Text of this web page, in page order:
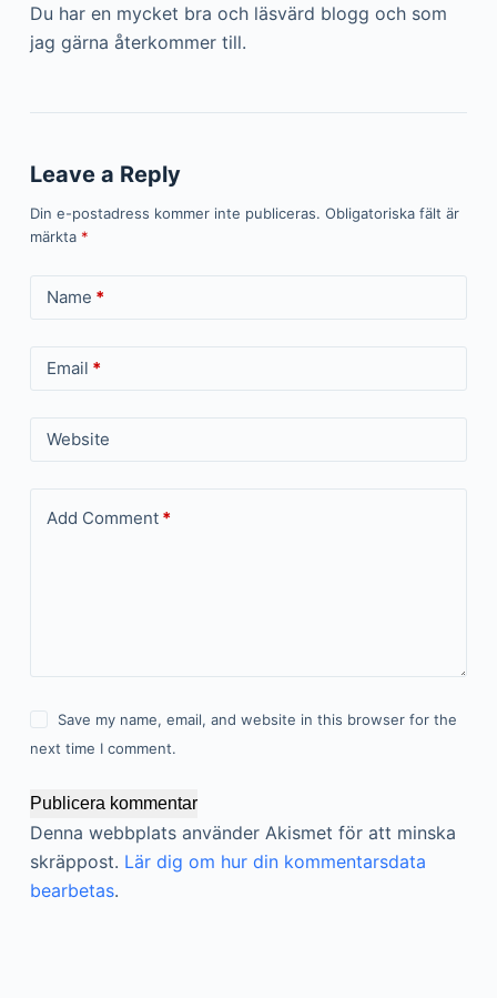
Du har en mycket bra och läsvärd blogg och som
jag gärna återkommer till.
Leave a Reply
Din e-postadress kommer inte publiceras. Obligatoriska fält är
märkta *
Name *
Email *
Website
Add Comment*
Save my name, email, and website in this browser for the
next time I comment.
Publicera kommentar
Denna webbplats använder Akismet för att minska
skräppost. Lär dig om hur din kommentarsdata
bearbetas.